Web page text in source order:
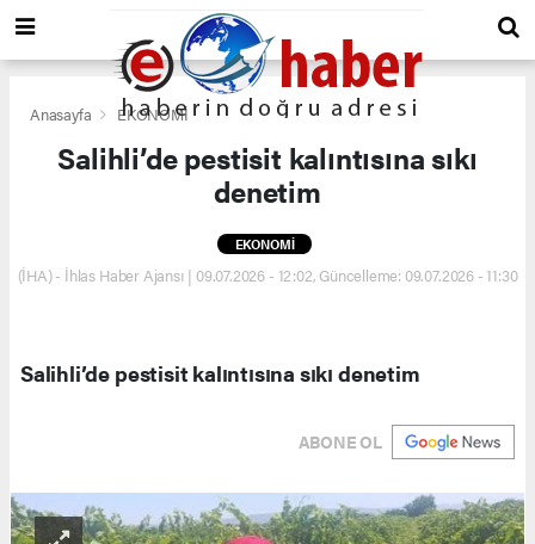
Anasayfa EKONOMİ
Salihli’de pestisit kalıntısına sıkı
denetim
EKONOMİ
(İHA) - İhlas Haber Ajansı | 09.07.2026 - 12:02, Güncelleme: 09.07.2026 - 11:30
Salihli’de pestisit kalıntısına sıkı denetim
ABONE OL